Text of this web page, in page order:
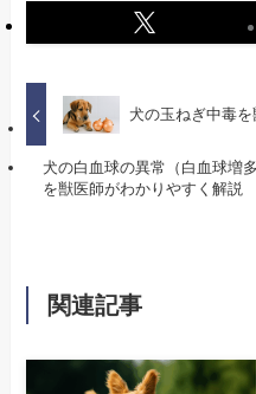
犬の玉ねぎ中毒
犬の白血球の異常（白血球増
を獣医師がわかりやすく解説
関連記事